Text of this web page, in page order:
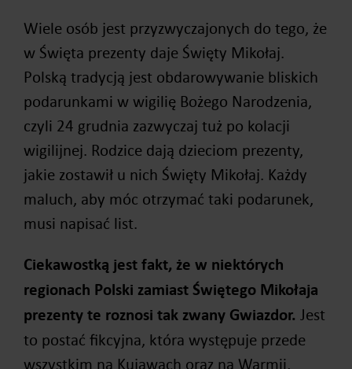
Wiele osób jest przyzwyczajonych do tego, że
w Święta prezenty daje Święty Mikołaj.
Polską tradycją jest obdarowywanie bliskich
podarunkami w wigilię Bożego Narodzenia,
czyli 24 grudnia zazwyczaj tuż po kolacji
wigilijnej. Rodzice dają dzieciom prezenty,
jakie zostawił u nich Święty Mikołaj. Każdy
maluch, aby móc otrzymać taki podarunek,
musi napisać list.
Ciekawostką jest fakt, że w niektórych
regionach Polski zamiast Świętego Mikołaja
prezenty te roznosi tak zwany Gwiazdor. Jest
to postać fikcyjna, która występuje przede
wszystkim na Kujawach oraz na Warmii,